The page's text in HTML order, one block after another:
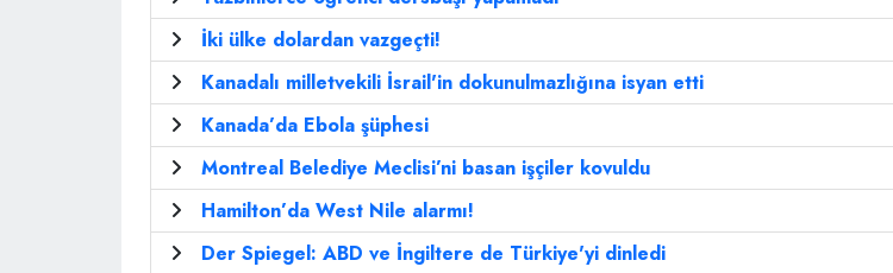
İki ülke dolardan vazgeçti!
Kanadalı milletvekili İsrail'in dokunulmazlığına isyan etti
Kanada’da Ebola şüphesi
Montreal Belediye Meclisi’ni basan işçiler kovuldu
Hamilton’da West Nile alarmı!
Der Spiegel: ABD ve İngiltere de Türkiye'yi dinledi